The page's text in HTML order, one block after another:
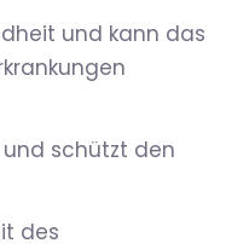
und kann das
schützt den
des